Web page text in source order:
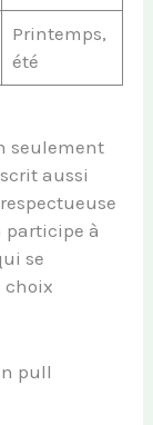
Printemps,
été
seulement
aussi
participe à
se
choix
pull